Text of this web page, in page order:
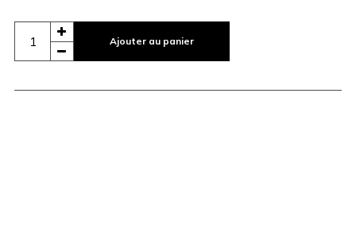
Ajouter au panier